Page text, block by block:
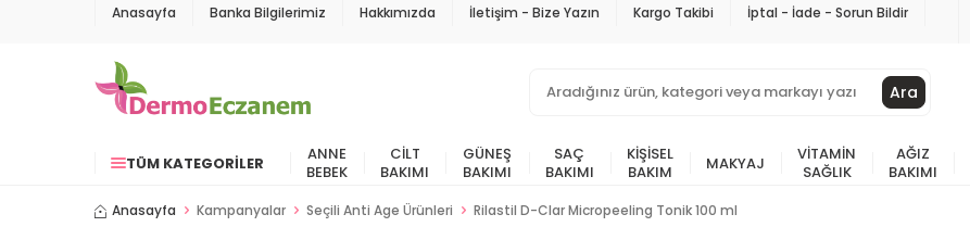
Anasayfa Banka Bilgilerimiz Hakkımızda İletişim - Bize Yazın Kargo Takibi İptal - İade - Sorun Bildir
Ara
TÜM KATEGORILER
ANNE
BEBEK
CILT
BAKIMI
GÜNEŞ
BAKIMI
SAÇ
BAKIMI
KIŞISEL
BAKIM
MAKYAJ
VITAMIN
SAĞLIK
AĞIZ
BAKIMI
Anasayfa Kampanyalar Seçili Anti Age Ürünleri Rilastil D-Clar Micropeeling Tonik 100 ml